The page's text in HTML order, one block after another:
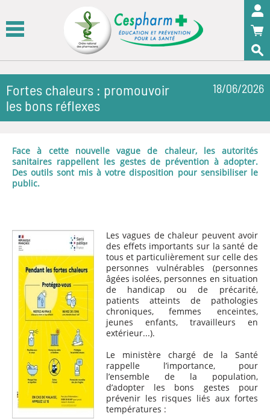
Fortes chaleurs : promouvoir
les bons réflexes
18/06/2026
Face à cette nouvelle vague de chaleur, les autorités
sanitaires rappellent les gestes de prévention à adopter.
Des outils sont mis à votre disposition pour sensibiliser le
public.
Les vagues de chaleur peuvent avoir
des effets importants sur la santé de
tous et particulièrement sur celle des
personnes vulnérables (personnes
âgées isolées, personnes en situation
de handicap ou de précarité,
patients atteints de pathologies
chroniques, femmes enceintes,
jeunes enfants, travailleurs en
extérieur...).
Le ministère chargé de la Santé
rappelle l’importance, pour
l’ensemble de la population,
d’adopter les bons gestes pour
prévenir les risques liés aux fortes
températures :